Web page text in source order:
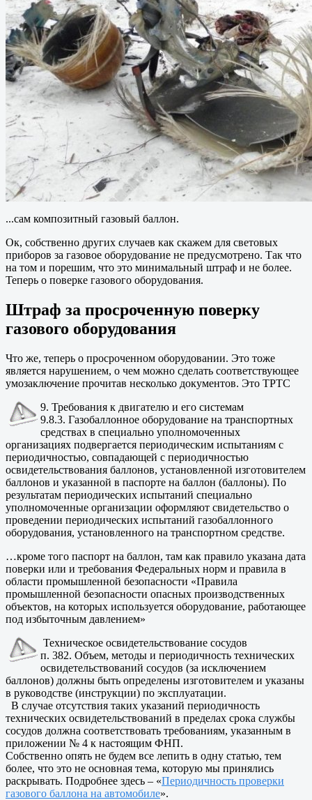
...сам композитный газовый баллон.
Ок, собственно других случаев как скажем для световых
приборов за газовое оборудование не предусмотрено. Так что
на том и порешим, что это минимальный штраф и не более.
Теперь о поверке газового оборудования.
Штраф за просроченную поверку
газового оборудования
Что же, теперь о просроченном оборудовании. Это тоже
является нарушением, о чем можно сделать соответствующее
умозаключение прочитав несколько документов. Это ТРТС
9. Требования к двигателю и его системам
9.8.3. Газобаллонное оборудование на транспортных
средствах в специально уполномоченных
организациях подвергается периодическим испытаниям с
периодичностью, совпадающей с периодичностью
освидетельствования баллонов, установленной изготовителем
баллонов и указанной в паспорте на баллон (баллоны). По
результатам периодических испытаний специально
уполномоченные организации оформляют свидетельство о
проведении периодических испытаний газобаллонного
оборудования, установленного на транспортном средстве.
…кроме того паспорт на баллон, там как правило указана дата
поверки или и требования Федеральных норм и правила в
области промышленной безопасности «Правила
промышленной безопасности опасных производственных
объектов, на которых используется оборудование, работающее
под избыточным давлением»
Техническое освидетельствование сосудов
п. 382. Объем, методы и периодичность технических
освидетельствований сосудов (за исключением
баллонов) должны быть определены изготовителем и указаны
в руководстве (инструкции) по эксплуатации.
В случае отсутствия таких указаний периодичность
технических освидетельствований в пределах срока службы
сосудов должна соответствовать требованиям, указанным в
приложении № 4 к настоящим ФНП.
Собственно опять не будем все лепить в одну статью, тем
более, что это не основная тема, которую мы принялись
раскрывать. Подробнее здесь – «Периодичность проверки
газового баллона на автомобиле».